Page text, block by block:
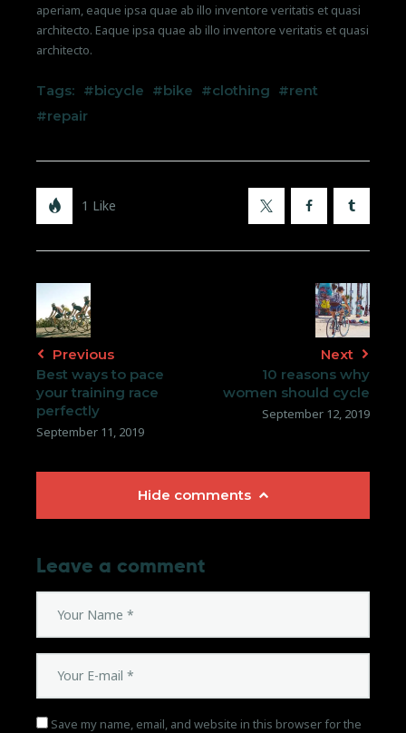
aperiam, eaque ipsa quae ab illo inventore veritatis et quasi
architecto. Eaque ipsa quae ab illo inventore veritatis et quasi
architecto.
Tags: bicycle bike clothing
rent
repair
1 Like X FacebookTumblr
Post
navigation
Previous
Best ways to pace
your training race
perfectly
September 11, 2019
Next
10 reasons why
women should cycle
September 12, 2019
Hide comments
Leave a comment
Save my name, email, and website in this browser for the